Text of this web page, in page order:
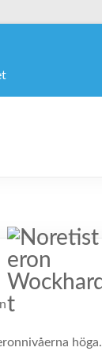
höga.